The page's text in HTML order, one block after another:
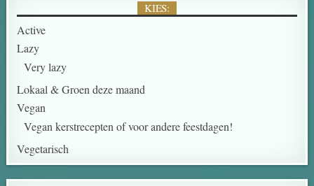
KIES:
Active
Lazy
Very lazy
Lokaal & Groen deze maand
Vegan
Vegan kerstrecepten of voor andere feestdagen!
Vegetarisch